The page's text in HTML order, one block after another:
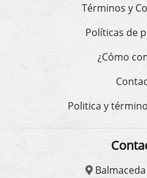
Términos y
Políticas de
¿Cómo
Politica y